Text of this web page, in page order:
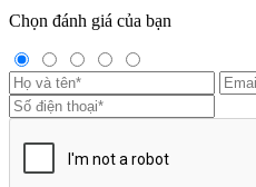
Chọn đánh giá của bạn